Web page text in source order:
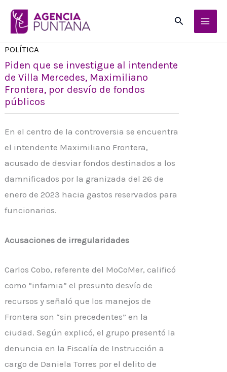
Buscar
POLÍTICA
Piden que se investigue al intendente
de Villa Mercedes, Maximiliano
Frontera, por desvío de fondos
públicos
En el centro de la controversia se encuentra
el intendente Maximiliano Frontera,
acusado de desviar fondos destinados a los
damnificados por la granizada del 26 de
enero de 2023 hacia gastos reservados para
funcionarios.
Acusaciones de irregularidades
Carlos Cobo, referente del MoCoMer, calificó
como “infamia” el presunto desvío de
recursos y señaló que los manejos de
Frontera son “sin precedentes” en la
ciudad. Según explicó, el grupo presentó la
denuncia en la Fiscalía de Instrucción a
cargo de Daniela Torres por el delito de